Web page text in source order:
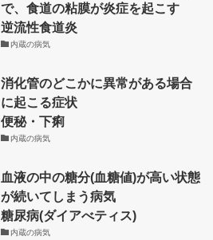
で、食道の粘膜が炎症を起こす
逆流性食道炎
内蔵の病気
消化管のどこかに異常がある場合
に起こる症状
便秘・下痢
内蔵の病気
血液の中の糖分(血糖値)が高い状態
が続いてしまう病気
糖尿病(ダイアべティス)
内蔵の病気